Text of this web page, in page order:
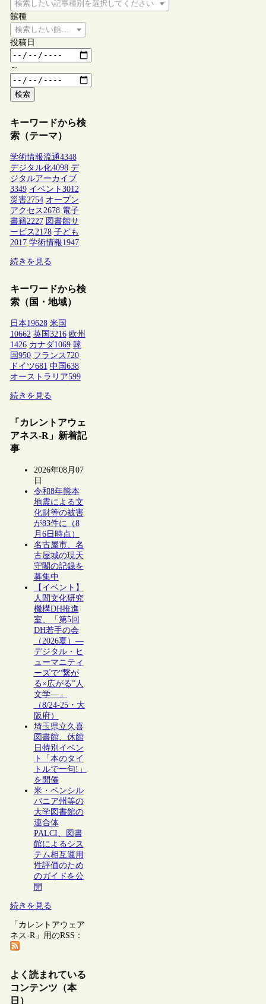
検索したい記事種別を選択してください
館種
検索したい館種を選択してください
投稿日
～
検索
キーワードから検
索（テーマ）
学術情報流通4348
デジタル化4098 デ
ジタルアーカイブ
3349 イベント 3012
災害2754 オープン
アクセス2678 電子
書籍2227 図書館サ
ービス2178 子ども
2017 学術情報1947
続きを見る
キーワードから検
索（国・地域）
日本19628 米国
10662 英国 3216 欧州
1426 カナダ1069 韓
国 950 フランス 720
ドイツ681 中国 638
オーストラリア599
続きを見る
「カレントアウェ
アネス-R」新着記
事
2026年08月07
日
令和8年熊本
地震による文
化財等の被害
が83件に（8
月6日時点）
名古屋市、名
古屋城の現天
守閣の記録を
募集中
【イベント】
人間文化研究
機構DH推進
室、「第5回
DH若手の会
（2026夏）―
デジタル・ヒ
ューマニティ
ーズで“繋が
る×広がる”人
文学―」
（8/24-25・大
阪府）
埼玉県立久喜
図書館、休館
日特別イベン
ト「本のタイ
トルで一句!」
を開催
米・ペンシル
バニア州等の
大学図書館の
連合体
PALCI、図書
館によるシス
テム相互運用
性評価のため
のガイドを公
開
続きを見る
「カレントアウェア
ネス-R」用のRSS：
よく読まれている
コンテンツ（本
日）